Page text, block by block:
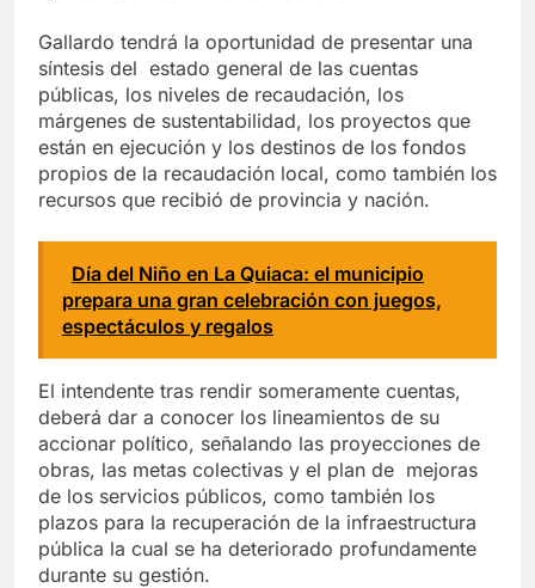
Gallardo tendrá la oportunidad de presentar una
síntesis del estado general de las cuentas
públicas, los niveles de recaudación, los
márgenes de sustentabilidad, los proyectos que
están en ejecución y los destinos de los fondos
propios de la recaudación local, como también los
recursos que recibió de provincia y nación.
Día del Niño en La Quiaca: el municipio
prepara una gran celebración con juegos,
espectáculos y regalos
El intendente tras rendir someramente cuentas,
deberá dar a conocer los lineamientos de su
accionar político, señalando las proyecciones de
obras, las metas colectivas y el plan de mejoras
de los servicios públicos, como también los
plazos para la recuperación de la infraestructura
pública la cual se ha deteriorado profundamente
durante su gestión.